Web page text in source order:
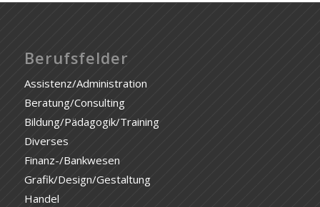
Berufsfelder
Assistenz/Administration
Beratung/Consulting
Bildung/Pädagogik/Training
Diverses
Finanz-/Bankwesen
Grafik/Design/Gestaltung
Handel